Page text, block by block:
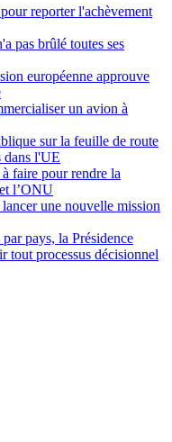
reporter l'achèvement
pas brûlé toutes ses
européenne approuve
un avion à
sur la feuille de route
dans l'UE
faire pour rendre la
l’ONU
une nouvelle mission
pays, la Présidence
tout processus décisionnel